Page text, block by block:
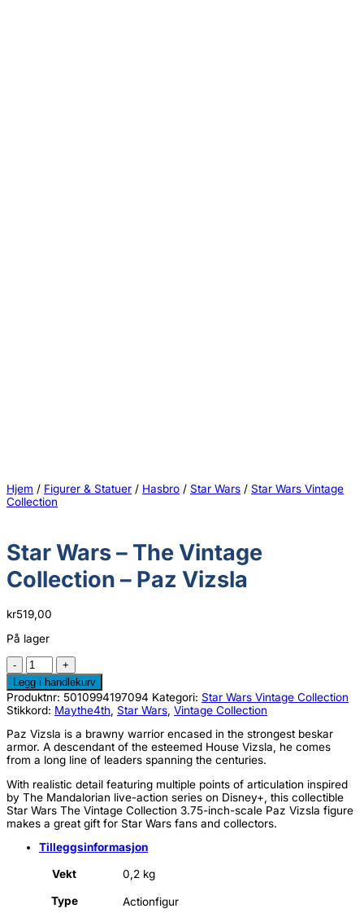
Hjem / Figurer & Statuer / Hasbro / Star Wars / Star Wars Vintage
Collection
Star Wars – The Vintage
Collection – Paz Vizsla
kr519,00
På lager
Star
Wars
-
The
Vintage
Collection
-
Paz
Vizsla
antall
Legg i handlekurv
Produktnr: 5010994197094 Kategori: Star Wars Vintage Collection
Stikkord: Maythe4th Star Wars Vintage Collection
Paz Vizsla is a brawny warrior encased in the strongest beskar
armor. A descendant of the esteemed House Vizsla, he comes
from a long line of leaders spanning the centuries.
With realistic detail featuring multiple points of articulation inspired
by The Mandalorian live-action series on Disney+, this collectible
Star Wars The Vintage Collection 3.75-inch-scale Paz Vizsla figure
makes a great gift for Star Wars fans and collectors.
Tilleggsinformasjon
Vekt 0,2 kg
Type Actionfigur